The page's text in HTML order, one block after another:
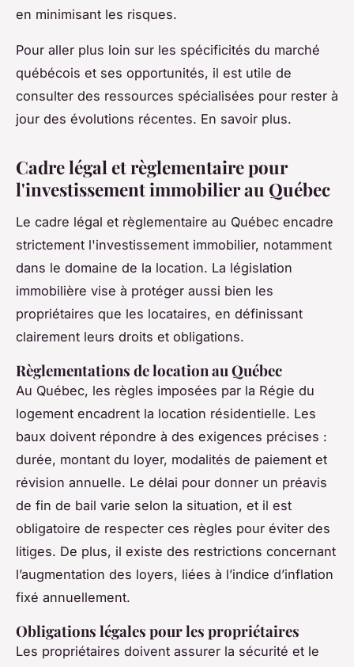
en minimisant les risques.
Pour aller plus loin sur les spécificités du marché
québécois et ses opportunités, il est utile de
consulter des ressources spécialisées pour rester à
jour des évolutions récentes. En savoir plus.
Cadre légal et règlementaire pour
l'investissement immobilier au Québec
Le cadre légal et règlementaire au Québec encadre
strictement l'investissement immobilier, notamment
dans le domaine de la location. La législation
immobilière vise à protéger aussi bien les
propriétaires que les locataires, en définissant
clairement leurs droits et obligations.
Règlementations de location au Québec
Au Québec, les règles imposées par la Régie du
logement encadrent la location résidentielle. Les
baux doivent répondre à des exigences précises :
durée, montant du loyer, modalités de paiement et
révision annuelle. Le délai pour donner un préavis
de fin de bail varie selon la situation, et il est
obligatoire de respecter ces règles pour éviter des
litiges. De plus, il existe des restrictions concernant
l’augmentation des loyers, liées à l’indice d’inflation
fixé annuellement.
Obligations légales pour les propriétaires
Les propriétaires doivent assurer la sécurité et le